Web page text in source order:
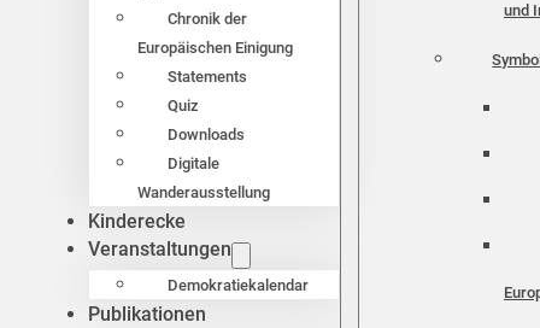
Chronik der
Europäischen Einigung
Statements
Quiz
Downloads
Digitale
Wanderausstellung
Kinderecke
Veranstaltungen
Demokratiekalendar
Publikationen
und